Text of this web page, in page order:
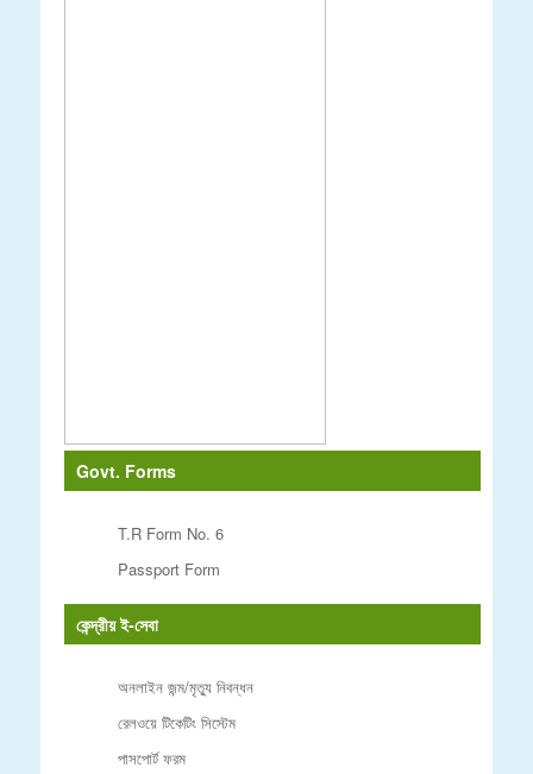
Govt. Forms
T.R Form No. 6
Passport Form
কেন্দ্রীয় ই-সেবা
অনলাইন জন্ম/মৃত্যু নিবন্ধন
রেলওয়ে টিকেটিং সিস্টেম
পাসপোর্ট ফরম